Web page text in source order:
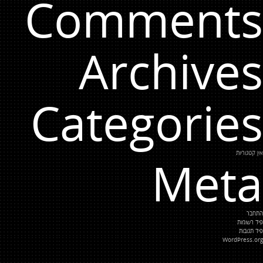
Comments
Archives
Categories
אין קטגוריות
Meta
התחבר
פיד רשומות
פיד תגובות
WordPress.org